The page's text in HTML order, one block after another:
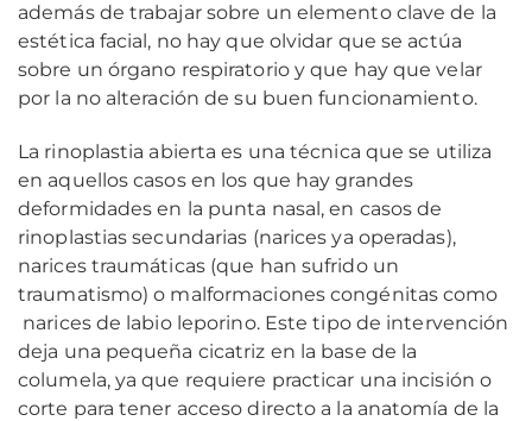
además de trabajar sobre un elemento clave de la
estética facial, no hay que olvidar que se actúa
sobre un órgano respiratorio y que hay que velar
por la no alteración de su buen funcionamiento.
La rinoplastia abierta es una técnica que se utiliza
en aquellos casos en los que hay grandes
deformidades en la punta nasal, en casos de
rinoplastias secundarias (narices ya operadas),
narices traumáticas (que han sufrido un
traumatismo) o malformaciones congénitas como
narices de labio leporino. Este tipo de intervención
deja una pequeña cicatriz en la base de la
columela, ya que requiere practicar una incisión o
corte para tener acceso directo a la anatomía de la